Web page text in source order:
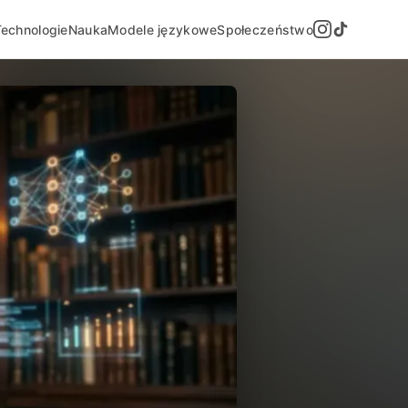
NaukaModele językoweSpołeczeństwo